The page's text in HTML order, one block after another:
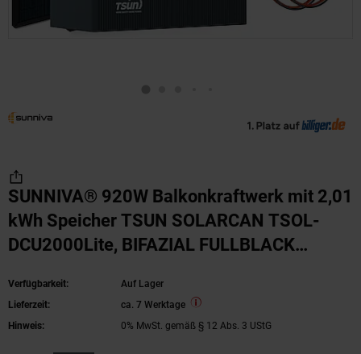
SUNNIVA® 920W Balkonkraftwerk mit 2,01
kWh Speicher TSUN SOLARCAN TSOL-
DCU2000Lite, BIFAZIAL FULLBLACK
Komplettset mit Solarspeicher, 2x 460W
Glas-Glas Bifacial
Verfügbarkeit:
Auf Lager
Lieferzeit:
ca. 7 Werktage
Hinweis:
0% MwSt. gemäß § 12 Abs. 3 UStG